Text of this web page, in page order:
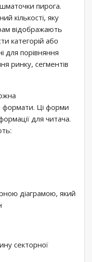
шматочки пирога.
кількості, яку
відображають
категорій або
для порівняння
ринку, сегментів
формати. Ці форми
для читача.
діаграмою, який
секторної